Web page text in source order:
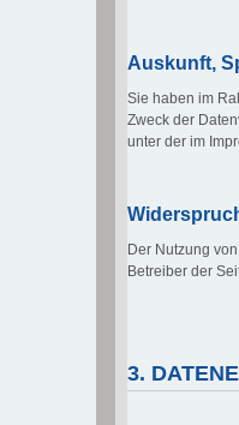
Auskunft,
Sie haben im
Zweck der
unter der im
Der Nutzung
Betreiber der
3.